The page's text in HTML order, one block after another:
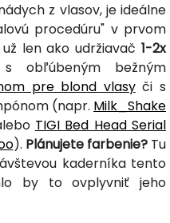
z vlasov, je ideálne
procedúru" v prvom
len ako udržiavač 1-2x
bežným
pre blond vlasyči s
(napr. Milk_Shake
TIGI Bed Head Serial
). Plánujete farbenie?Tu
kaderníka tento
by to ovplyvniť jeho